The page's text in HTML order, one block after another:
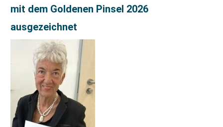
mit dem Goldenen Pinsel 2026
ausgezeichnet